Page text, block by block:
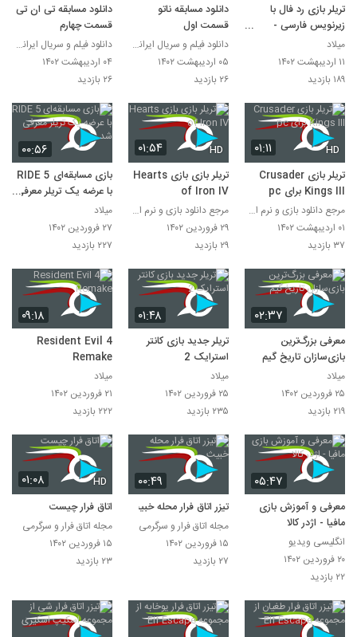
تریلر بازی رد فال با
زیرنویس فارسی -
Redfall
میلاد
۱۱ اردیبهشت ۱۴۰۲
۱۸۹ بازدید
دانلود مسابقه ناتو
قسمت اول
دانلود فیلم و سریال ایرانی بصورت قانونی
۰۵ اردیبهشت ۱۴۰۲
۲۶ بازدید
دانلود مسابقه تی ان تی
قسمت چهارم
دانلود فیلم و سریال ایرانی بصورت قانونی
۰۴ اردیبهشت ۱۴۰۲
۲۶ بازدید
۰۱:۱۱ HD
تریلر بازی Crusader
Kings III برای pc
مرجع دانلود بازی و نرم افزار
۰۱ اردیبهشت ۱۴۰۲
۳۷ بازدید
۰۱:۵۴ HD
تریلر بازی بازی Hearts
of Iron IV
مرجع دانلود بازی و نرم افزار
۲۹ فروردین ۱۴۰۲
۲۹ بازدید
۰۰:۵۶
بازی مسابقه‌ای RIDE 5
با عرضه یک تریلر معرفی
شد
میلاد
۲۷ فروردین ۱۴۰۲
۲۲۷ بازدید
۰۲:۳۷
معرفی بزرگ‌ترین
بازی‌سازان تاریخ گیم
میلاد
۲۵ فروردین ۱۴۰۲
۲۱۹ بازدید
۰۱:۴۸
تریلر جدید بازی کانتر
استرایک 2
میلاد
۲۵ فروردین ۱۴۰۲
۲۳۵ بازدید
۰۹:۱۸
Resident Evil 4
Remake
میلاد
۲۱ فروردین ۱۴۰۲
۲۲۲ بازدید
۰۵:۴۷
معرفی و آموزش بازی
مافیا - اژدر کالا
انگلیسی ویدیو
۲۰ فروردین ۱۴۰۲
۲۲ بازدید
۰۰:۴۹
تیزر اتاق فرار محله خبیث
مجله اتاق فرار و سرگرمی
۱۵ فروردین ۱۴۰۲
۲۷ بازدید
۰۱:۰۸ HD
اتاق فرار چیست
مجله اتاق فرار و سرگرمی
۱۵ فروردین ۱۴۰۲
۲۳ بازدید